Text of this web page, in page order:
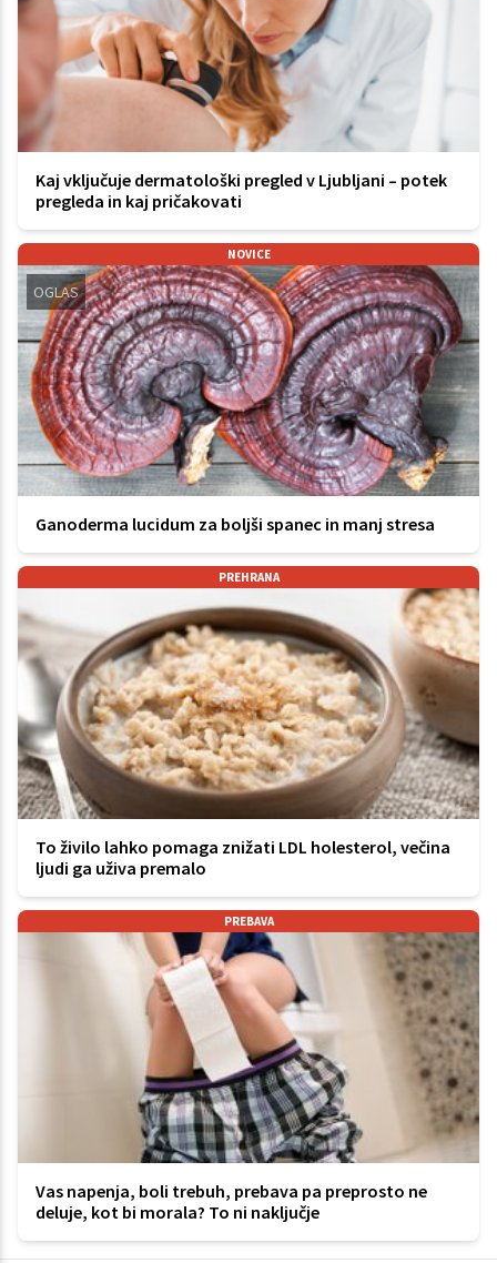
Kaj vključuje dermatološki pregled v Ljubljani – potek
pregleda in kaj pričakovati
NOVICE
OGLAS
Ganoderma lucidum za boljši spanec in manj stresa
PREHRANA
To živilo lahko pomaga znižati LDL holesterol, večina
ljudi ga uživa premalo
PREBAVA
Vas napenja, boli trebuh, prebava pa preprosto ne
deluje, kot bi morala? To ni naključje